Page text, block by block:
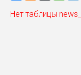
Нет таблицы